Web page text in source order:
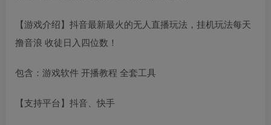
【游戏介绍】抖音最新最火的无人直播玩法，挂机玩法每天
撸音浪 收徒日入四位数！
包含：游戏软件 开播教程 全套工具
【支持平台】抖音、快手